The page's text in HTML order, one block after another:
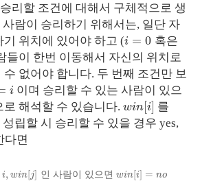
리할 조건에 대해서 구체적으로 생
사람이 승리하기 위해서는, 일단 자
위치에 있어야 하고 (i = 0 혹은
들이 한번 이동해서 자신의 위치로
없어야 합니다. 두 번째 조건만 보
i 이며 승리할 수 있는 사람이 있으
해석할 수 있습니다. win i 를
립할 시 승리할 수 있을 경우 yes,
다면
i, win[j] 인 사람이 있으면 win[i] = no